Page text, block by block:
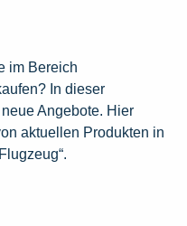
im Bereich
In dieser
Angebote. Hier
aktuellen Produkten in